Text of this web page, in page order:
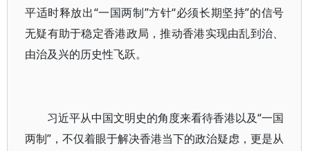
平适时释放出“一国两制”方针“必须长期坚持”的信号
无疑有助于稳定香港政局，推动香港实现由乱到治、
由治及兴的历史性飞跃。
习近平从中国文明史的角度来看待香港以及“一国
两制”，不仅着眼于解决香港当下的政治疑虑，更是从